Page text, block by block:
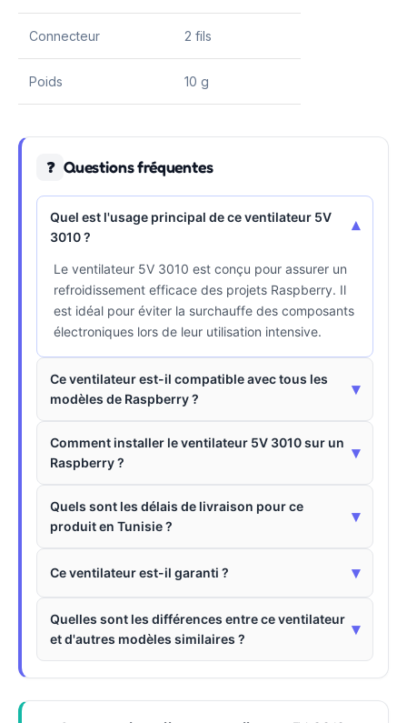
Connecteur 2 fils
Poids 10 g
❓ Questions fréquentes
Quel est l'usage principal de ce ventilateur 5V
3010 ?
▾
Le ventilateur 5V 3010 est conçu pour assurer un
refroidissement efficace des projets Raspberry. Il
est idéal pour éviter la surchauffe des composants
électroniques lors de leur utilisation intensive.
Ce ventilateur est-il compatible avec tous les
modèles de Raspberry ?
▾
Comment installer le ventilateur 5V 3010 sur un
Raspberry ?
▾
Quels sont les délais de livraison pour ce
produit en Tunisie ?
▾
Ce ventilateur est-il garanti ? ▾
Quelles sont les différences entre ce ventilateur
et d'autres modèles similaires ?
▾